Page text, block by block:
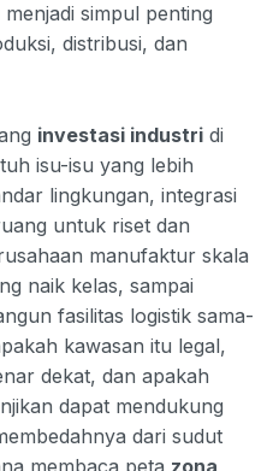
simpul penting
distribusi, dan
investasi industri di
isu-isu yang lebih
lingkungan, integrasi
untuk riset dan
manufaktur skala
naik kelas, sampai
fasilitas logistik sama-
kawasan itu legal,
dekat, dan apakah
dapat mendukung
dari sudut